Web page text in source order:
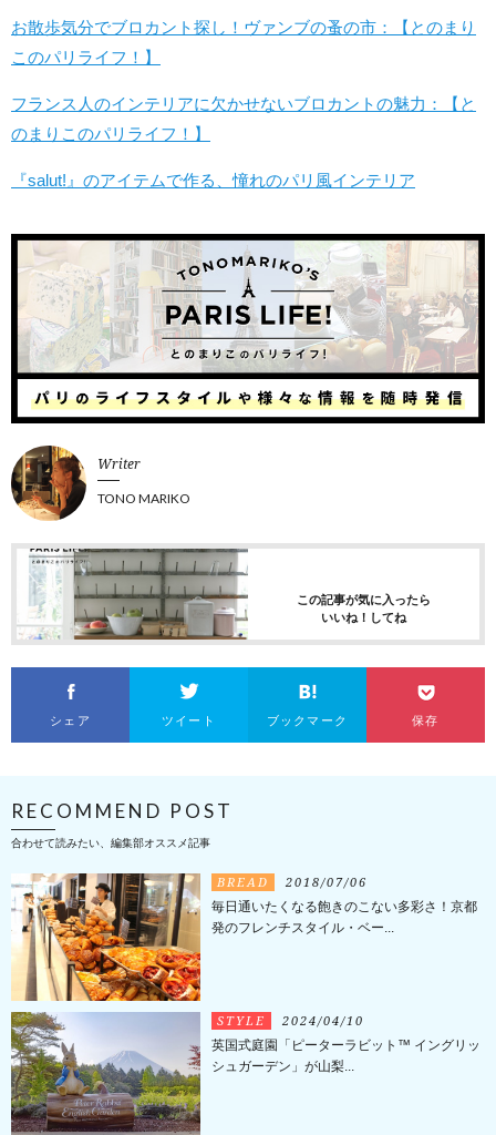
お散歩気分でブロカント探し！ヴァンブの蚤の市：【とのまり
このパリライフ！】
フランス人のインテリアに欠かせないブロカントの魅力：【と
のまりこのパリライフ！】
『salut!』のアイテムで作る、憧れのパリ風インテリア
Writer
TONO MARIKO
この記事が気に入ったら
いいね！してね
シェア ツイート ブックマーク 保存
RECOMMEND POST
合わせて読みたい、編集部オススメ記事
BREAD 2018/07/06
毎日通いたくなる飽きのこない多彩さ！京都
発のフレンチスタイル・ベー...
STYLE 2024/04/10
英国式庭園「ピーターラビット™ イングリッ
シュガーデン」が山梨...